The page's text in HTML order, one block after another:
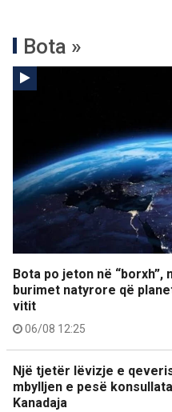
Bota »
Bota po jeton në
burimet natyrore që
vitit
06/08 12:25
Një tjetër lëvizje e
mbylljen e pesë
Kanadaja